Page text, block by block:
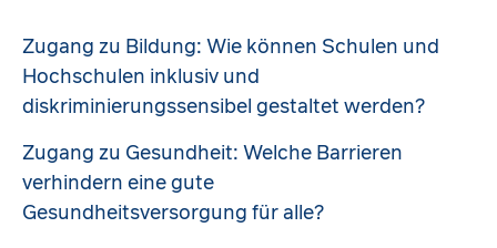
Zugang zu Bildung: Wie können Schulen und
Hochschulen inklusiv und
diskriminierungssensibel gestaltet werden?
Zugang zu Gesundheit: Welche Barrieren
verhindern eine gute
Gesundheitsversorgung für alle?